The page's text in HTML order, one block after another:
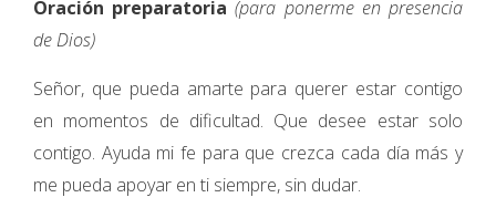
Oración preparatoria (para ponerme en presencia
de Dios)
Señor, que pueda amarte para querer estar contigo
en momentos de dificultad. Que desee estar solo
contigo. Ayuda mi fe para que crezca cada día más y
me pueda apoyar en ti siempre, sin dudar.